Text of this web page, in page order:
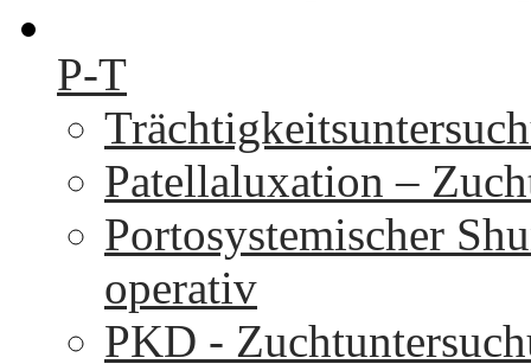
P-T
Patellaluxation –
Portosystemischer
operativ
PKD -